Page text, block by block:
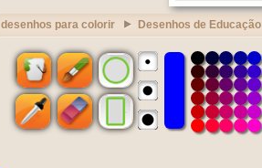
desenhos para colorir Desenhos de Educação